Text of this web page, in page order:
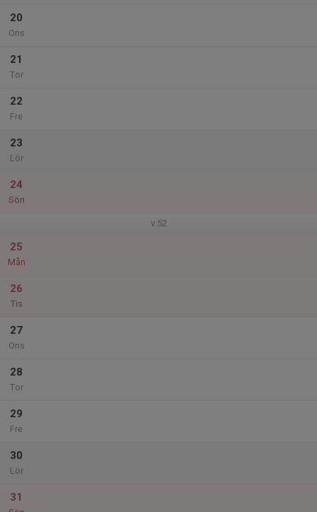
20
Ons
21
Tor
22
Fre
23
Lör
24
Sön
v.52
25
Mån
26
Tis
27
Ons
28
Tor
29
Fre
30
Lör
31